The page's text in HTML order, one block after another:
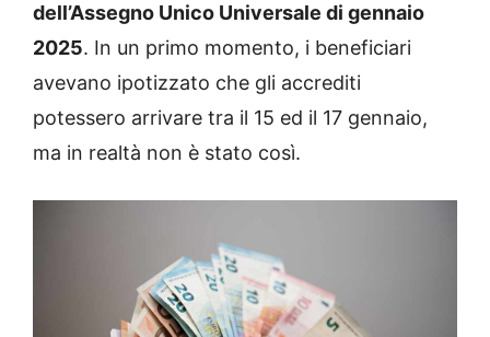
dell’Assegno Unico Universale di gennaio
2025. In un primo momento, i beneficiari
avevano ipotizzato che gli accrediti
potessero arrivare tra il 15 ed il 17 gennaio,
ma in realtà non è stato così.